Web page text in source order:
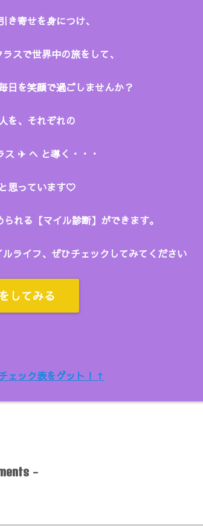
寄せを身につけ、
スで世界中の旅をして、
日を笑顔で過ごしませんか？
、 それぞれの
ス ✈︎ へ と導く・・・
思っています♡
れる【マイル診断】ができます。
ライフ、ぜひチェックしてみてください
してみる
ェック表をゲット！↑
-